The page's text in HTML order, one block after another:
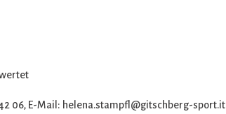
06, E-Mail: helena.stampfl@gitschberg-sport.it